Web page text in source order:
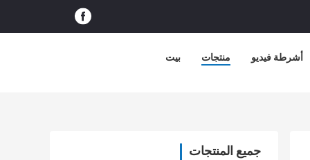
بيت منتجات أشرطة فيديو
جميع المنتجات